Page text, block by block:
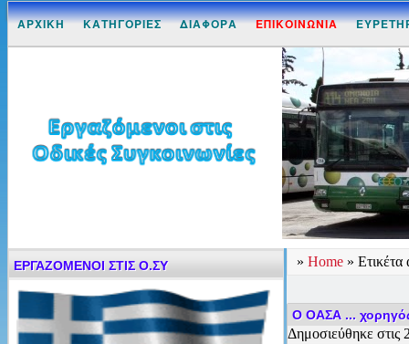
ΑΡΧΙΚΗ ΚΑΤΗΓΟΡΙΕΣ ΔΙΑΦΟΡΑ ΕΠΙΚΟΙΝΩΝΙΑ
» Home »
O ΟΑΣΑ ...
Δημοσιεύθηκε στις
ΕΡΓΑΖΟΜΕΝΟΙ ΣΤΙΣ Ο.ΣΥ